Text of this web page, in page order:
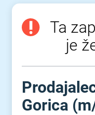
Ta
je
Gorica